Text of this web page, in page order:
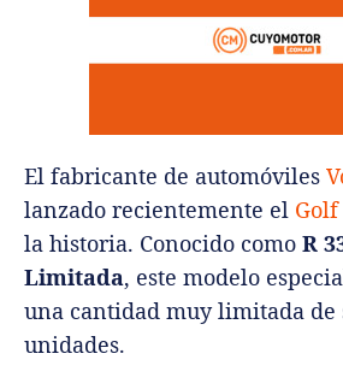
El fabricante de automóviles
lanzado recientemente el Golf
la historia. Conocido como R
Limitada, este modelo
una cantidad muy limitada de
unidades.